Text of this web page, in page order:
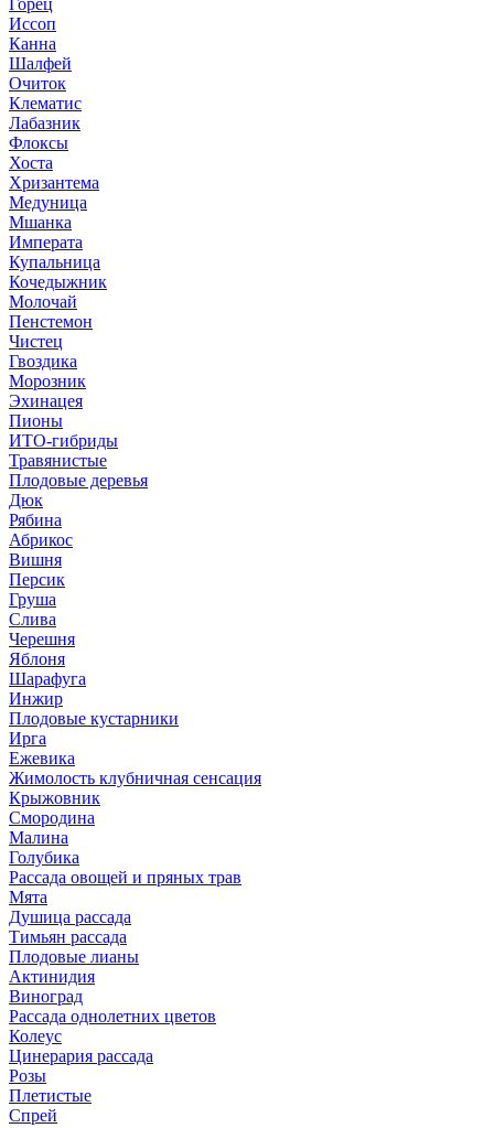
Горец
Иссоп
Канна
Шалфей
Очиток
Клематис
Лабазник
Флоксы
Хоста
Хризантема
Медуница
Мшанка
Императа
Купальница
Кочедыжник
Молочай
Пенстемон
Чистец
Гвоздика
Морозник
Эхинацея
Пионы
ИТО-гибриды
Травянистые
Плодовые деревья
Дюк
Рябина
Абрикос
Вишня
Персик
Груша
Слива
Черешня
Яблоня
Шарафуга
Инжир
Плодовые кустарники
Ирга
Ежевика
Жимолость клубничная сенсация
Крыжовник
Смородина
Малина
Голубика
Рассада овощей и пряных трав
Мята
Душица рассада
Тимьян рассада
Плодовые лианы
Актинидия
Виноград
Рассада однолетних цветов
Колеус
Цинерария рассада
Розы
Плетистые
Спрей